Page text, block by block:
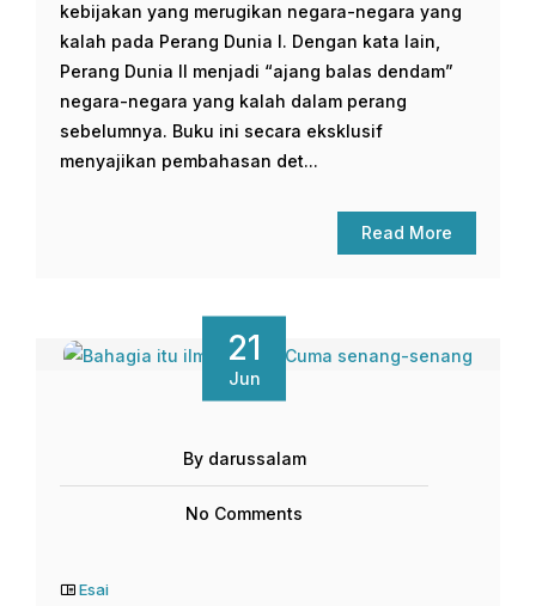
kebijakan yang merugikan negara-negara yang
kalah pada Perang Dunia I. Dengan kata lain,
Perang Dunia II menjadi “ajang balas dendam”
negara-negara yang kalah dalam perang
sebelumnya. Buku ini secara eksklusif
menyajikan pembahasan det...
Read More
21
Jun
By darussalam
No Comments
Esai